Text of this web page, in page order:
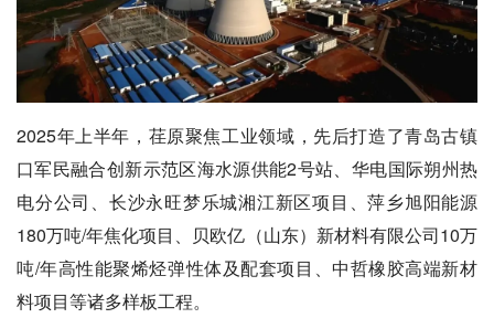
2025年上半年，荏原聚焦工业领域，先后打造了青岛古镇
口军民融合创新示范区海水源供能2号站、华电国际朔州热
电分公司、长沙永旺梦乐城湘江新区项目、萍乡旭阳能源
180万吨/年焦化项目、贝欧亿（山东）新材料有限公司10万
吨/年高性能聚烯烃弹性体及配套项目、中哲橡胶高端新材
料项目等诸多样板工程。